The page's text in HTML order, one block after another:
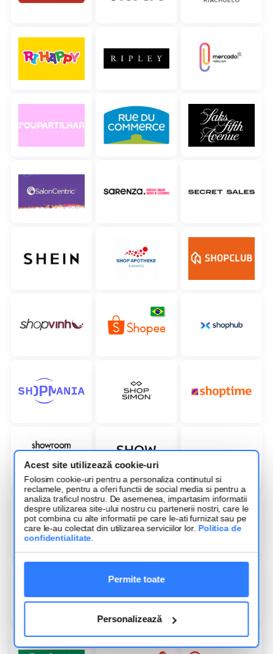
Acest site utilizează cookie-uri
Folosim cookie-uri pentru a personaliza continutul si
reclamele, pentru a oferi functii de social media si pentru a
analiza traficul nostru. De asemenea, impartasim informatii
despre utilizarea site-ului nostru cu partenerii nostri, care le
pot combina cu alte informatii pe care le-ati furnizat sau pe
care le-au colectat din utilizarea serviciilor lor. Politica de
confidentialitate
Permite toate
Personalizează